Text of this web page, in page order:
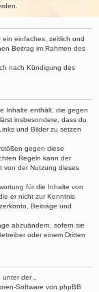
ein einfaches, zeitlich und
Beitrag im Rahmen des
nach Kündigung des
Inhalte enthält, die gegen
insbesondere, dass du
und Bilder zu setzen
gegen diese
Regeln kann der
von der Nutzung dieses
für die Inhalte von
er nicht zur Kenntnis
Beiträge und
abzuändern, sofern sie
oder einem Dritten
der „
Software von phpBB